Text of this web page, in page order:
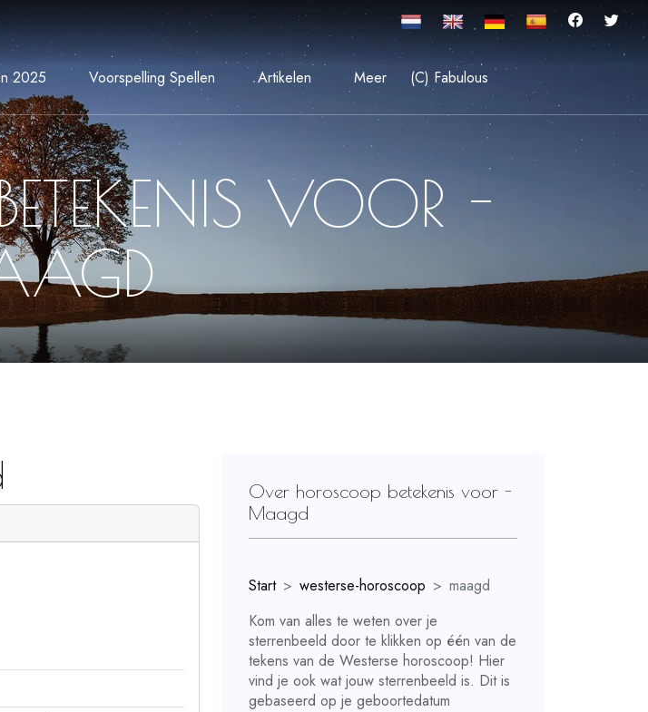
2025 Voorspelling Spellen Artikelen Meer (C) Fabulous
VOOR -
Over horoscoop betekenis voor -
Maagd
Start westerse-horoscoop
maagd
Kom van alles te weten over je
sterrenbeeld door te klikken op één van de
tekens van de Westerse horoscoop! Hier
vind je ook wat jouw sterrenbeeld is. Dit is
gebaseerd op je geboortedatum